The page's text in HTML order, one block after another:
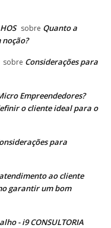
sobre Quanto a
sobre Considerações para
Empreendedores?
o cliente ideal para o
para
ao cliente
garantir um bom
- i9 CONSULTORIA